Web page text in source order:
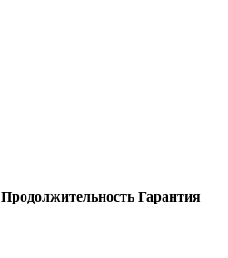
Продолжительность Гарантия